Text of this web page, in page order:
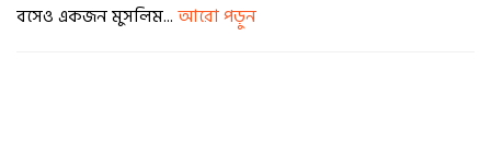
বসেও একজন মুসলিম...আরো পড়ুন